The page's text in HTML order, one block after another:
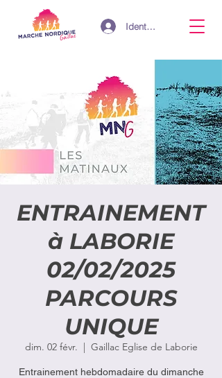
Identifiant
ENTRAINEMENT
à LABORIE
02/02/2025
PARCOURS
UNIQUE
dim. 02 févr.
  |
Gaillac Eglise de Laborie
Entrainement hebdomadaire du dimanche